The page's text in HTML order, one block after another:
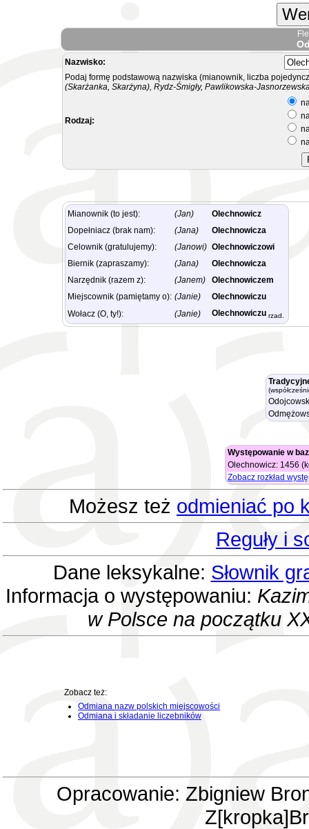
Nazwisko:
Podaj formę podstawową nazwiska (mianownik, liczba
(Skarżanka, Skarżyna), Rydz-Śmigły, Pawlikowska-
Rodzaj:
Mianownik (to jest): (Jan)
Olechnowicz
Dopełniacz (brak nam):
(Jana)
Olechnowicza
Celownik (gratulujemy):
(Janowi) Olechnowiczowi
Biernik (zapraszamy):
(Jana)
Olechnowicza
Narzędnik (razem z):
(Janem)
Olechnowiczem
Miejscownik (pamiętamy o): (Janie)
Olechnowiczu
Wołacz (O, ty!):
(Janie) Olechnowiczu rzad.
Występowanie w
Olechnowicz: 1456
Zobacz rozkład
Możesz też odmieniać po
Reguły i
Dane leksykalne: Słownik
Informacja o występowaniu:
w Polsce na początku
Zobacz też:
Odmiana nazw polskich miejscowości
Odmiana i składanie liczebników
Opracowanie: Zbigniew